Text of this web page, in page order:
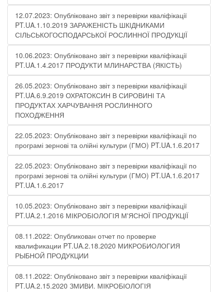
12.07.2023: Опубліковано звіт з перевірки кваліфікації
PT.UA.1.10.2019 ЗАРАЖЕНІСТЬ ШКІДНИКАМИ
СІЛЬСЬКОГОСПОДАРСЬКОЇ РОСЛИННОЇ ПРОДУКЦІЇ
10.06.2023: Опубліковано звіт з перевірки кваліфікації
PT.UA.1.4.2017 ПРОДУКТИ МЛИНАРСТВА (ЯКІСТЬ)
26.05.2023: Опубліковано звіт з перевірки кваліфікації
PT.UA.6.9.2019 ОХРАТОКСИН В СИРОВИНІ ТА
ПРОДУКТАХ ХАРЧУВАННЯ РОСЛИННОГО
ПОХОДЖЕННЯ
22.05.2023: Опубліковано звіт з перевірки кваліфікації по
програмі зернові та олійні культури (ГМО) PT.UA.1.6.2017
22.05.2023: Опубліковано звіт з перевірки кваліфікації по
програмі зернові та олійні культури (ГМО) PT.UA.1.6.2017
PT.UA.1.6.2017
10.05.2023: Опубліковано звіт з перевірки кваліфікації
PT.UA.2.1.2016 МІКРОБІОЛОГІЯ М'ЯСНОЇ ПРОДУКЦІЇ
08.11.2022: Опубликован отчет по проверке
квалификации PT.UA.2.18.2020 МИКРОБИОЛОГИЯ
РЫБНОЙ ПРОДУКЦИИ
08.11.2022: Опубліковано звіт з перевірки кваліфікації
PT.UA.2.15.2020 ЗМИВИ. МІКРОБІОЛОГІЯ